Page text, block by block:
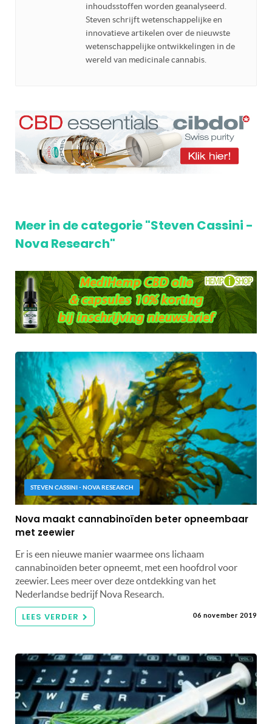
inhoudsstoffen worden geanalyseerd.
Steven schrijft wetenschappelijke en
innovatieve artikelen over de nieuwste
wetenschappelijke ontwikkelingen in de
wereld van medicinale cannabis.
Meer in de categorie "Steven Cassini -
Nova Research"
STEVEN CASSINI - NOVA RESEARCH
Nova maakt cannabinoïden beter opneembaar
met zeewier
Er is een nieuwe manier waarmee ons lichaam
cannabinoïden beter opneemt, met een hoofdrol voor
zeewier. Lees meer over deze ontdekking van het
Nederlandse bedrijf Nova Research.
LEES VERDER 06 november 2019